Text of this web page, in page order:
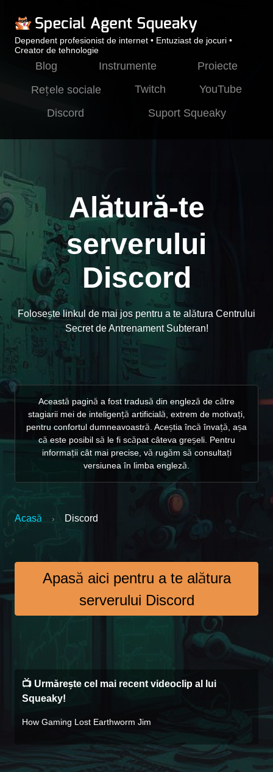
Dependent profesionist de internet • Entuziast de jocuri •
Creator de tehnologie
Blog Instrumente
Proiecte
Rețele sociale
Twitch
YouTube
Discord
Suport Squeaky
Alătură-te
serverului
Discord
Folosește linkul de mai jos pentru a te alătura Centrului
Secret de Antrenament Subteran!
Această pagină a fost tradusă din engleză de către
stagiarii mei de inteligență artificială, extrem de motivați,
pentru confortul dumneavoastră. Aceștia încă învață, așa
că este posibil să le fi scăpat câteva greșeli. Pentru
informații cât mai precise, vă rugăm să consultați
versiunea în limba engleză.
Acasă › Discord
Apasă aici pentru a te alătura
serverului Discord
📺 Urmărește cel mai recent videoclip al lui
Squeaky!
How Gaming Lost Earthworm Jim